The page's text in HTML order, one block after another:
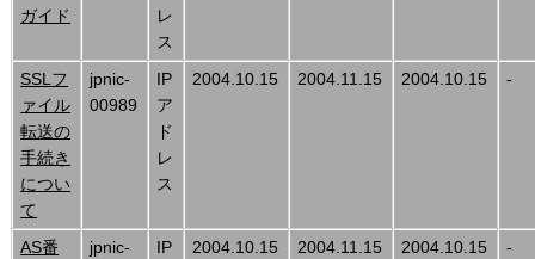
ガイド
レ
ス
SSLフ
ァイル
転送の
手続き
につい
て
jpnic-
00989
IP
ア
ド
レ
ス
2004.10.15 2004.11.15 2004.10.15 -
AS番
jpnic-
IP
2004.10.15 2004.11.15 2004.10.15 -